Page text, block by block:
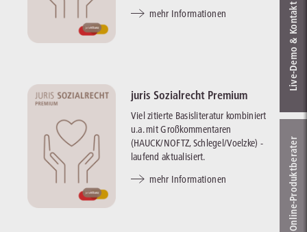
mehr Informationen
juris Sozialrecht Premium
Viel zitierte Basisliteratur kombiniert
u.a. mit Großkommentaren
(HAUCK/NOFTZ, Schlegel/Voelzke) -
laufend aktualisiert.
mehr Informationen
Live‑Demo & Kontakt
Online-Produkt­berater